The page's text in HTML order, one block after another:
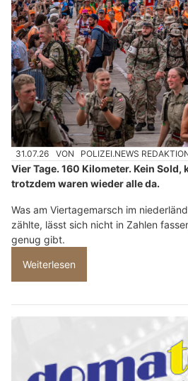
31.07.26 VON POLIZEI.NEWS
Vier Tage. 160 Kilometer. Kein Sold,
trotzdem waren wieder alle da.
Was am Viertagemarsch im
zählte, lässt sich nicht in Zahlen
genug gibt.
Weiterlesen